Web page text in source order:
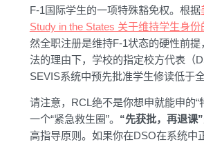
F-1国际学生的一项特殊豁免权。根据
Study in the States 关于维持学生身
然全职注册是维持F-1状态的硬性前
法的理由下，学校的指定校方代表（
SEVIS系统中预先批准学生修读低于
请注意，RCL绝不是你想申就能申的“
一个“紧急救生圈”。 “先获批，再退课”
高指导原则。如果你在DSO在系统中